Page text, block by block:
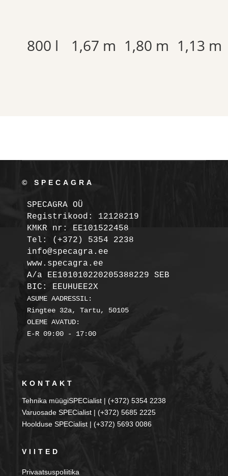
800 l 1,67 m 1,80 m 1,13 m
© SPECAGRA
SPECAGRA OÜ
Registrikood: 12128219
KMKR nr: EE101522458
Tel: (+372) 5354 2238
info@specagra.ee
A/a EE101010220205388229 SEB
BIC: EEUHUEE2X
ASUME AADRESSIL:
Ringtee 32a, Tartu, 50105
OLEME AVATUD:
E-R 09:00 - 17:00
KONTAKT
Tehnika müügiSPECialist | (+372) 5354 2238
Varuosade SPECialist | (+372) 5685 2225
Hoolduse SPECialist | (+372) 5693 0086
VIITED
Privaatsuspoliitika